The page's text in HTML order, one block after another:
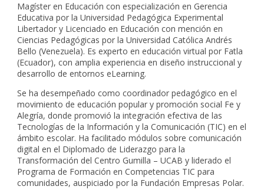
Magíster en Educación con especialización en Gerencia
Educativa por la Universidad Pedagógica Experimental
Libertador y Licenciado en Educación con mención en
Ciencias Pedagógicas por la Universidad Católica Andrés
Bello (Venezuela). Es experto en educación virtual por Fatla
(Ecuador), con amplia experiencia en diseño instruccional y
desarrollo de entornos eLearning.
Se ha desempeñado como coordinador pedagógico en el
movimiento de educación popular y promoción social Fe y
Alegría, donde promovió la integración efectiva de las
Tecnologías de la Información y la Comunicación (TIC) en el
ámbito escolar. Ha facilitado módulos sobre comunicación
digital en el Diplomado de Liderazgo para la
Transformación del Centro Gumilla – UCAB y liderado el
Programa de Formación en Competencias TIC para
comunidades, auspiciado por la Fundación Empresas Polar.